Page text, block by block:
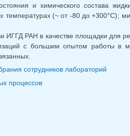
и химического состава
температурах (~ от -80 до +300°С);
ИГГД РАН в качестве площадки для
с большим опытом работы в
сотрудников лабораторий
процессов